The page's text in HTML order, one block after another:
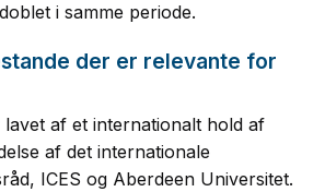
i samme periode.
der er relevante for
af et internationalt hold af
af det internationale
ICES og Aberdeen Universitet.